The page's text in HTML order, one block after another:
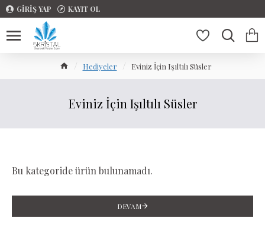
GIRIŞ YAP KAYIT OL
Hediyeler Eviniz İçin Işıltılı Süsler
Eviniz İçin Işıltılı Süsler
Bu kategoride ürün bulunamadı.
DEVAM